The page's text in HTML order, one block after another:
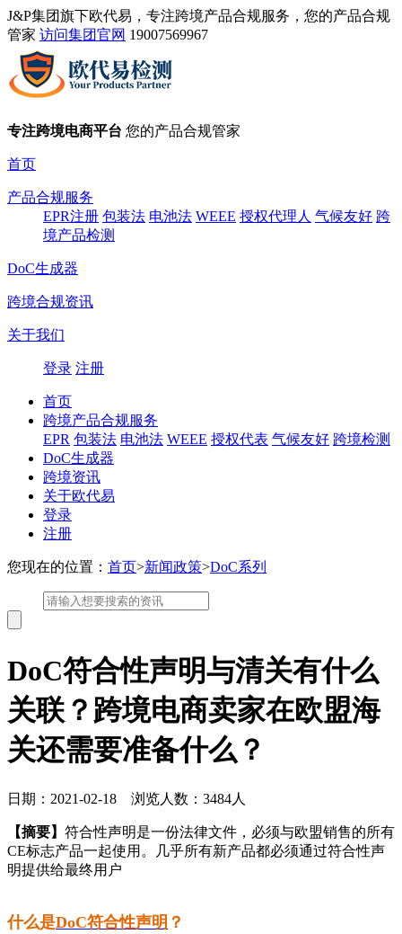
J&P集团旗下欧代易，专注跨境产品合规服务，您的产品合规
管家 访问集团官网 19007569967
专注跨境电商平台 您的产品合规管家
首页
产品合规服务
EPR注册 包装法 电池法 WEEE 授权代理人 气候友好 跨
境产品检测
DoC生成器
跨境合规资讯
关于我们
登录 注册
首页
跨境产品合规服务
EPR 包装法 电池法 WEEE 授权代表 气候友好 跨境检测
DoC生成器
跨境资讯
关于欧代易
登录
注册
您现在的位置： 首页>新闻政策>DoC系列
DoC符合性声明与清关有什么
关联？跨境电商卖家在欧盟海
关还需要准备什么？
日期：2021-02-18 浏览人数：3484人
【摘要】 符合性声明是一份法律文件，必须与欧盟销售的所有
CE标志产品一起使用。几乎所有新产品都必须通过符合性声
明提供给最终用户
什么是DoC符合性声明 ？